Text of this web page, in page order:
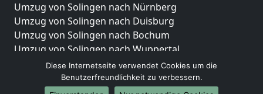
Umzug von Solingen nach Nürnberg
Umzug von Solingen nach Duisburg
Umzug von Solingen nach Bochum
Umzug von Solingen nach Wuppertal
Umzug von Solingen nach Bielefeld
Umzug von Solingen nach Bonn
Umzug von Solingen nach Münster
Diese Internetseite verwendet Cookies um die
Benutzerfreundlichkeit zu verbessern.